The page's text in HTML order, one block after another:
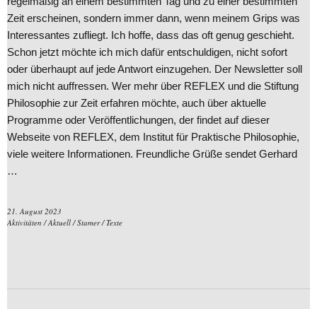
Zeit erscheinen, sondern immer dann, wenn meinem Grips was
Interessantes zufliegt. Ich hoffe, dass das oft genug geschieht.
Schon jetzt möchte ich mich dafür entschuldigen, nicht sofort
oder überhaupt auf jede Antwort einzugehen. Der Newsletter soll
mich nicht auffressen. Wer mehr über REFLEX und die Stiftung
Philosophie zur Zeit erfahren möchte, auch über aktuelle
Programme oder Veröffentlichungen, der findet auf dieser
Webseite von REFLEX, dem Institut für Praktische Philosophie,
viele weitere Informationen. Freundliche Grüße sendet Gerhard
…
21. August 2023
Aktivitäten /Aktuell /Stamer/Texte